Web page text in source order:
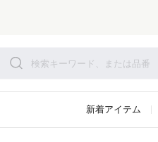
新着アイテム